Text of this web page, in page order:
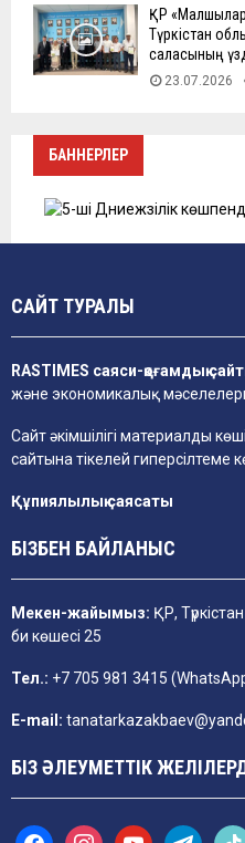
ҚР «Малшылар
Түркістан
саласының
23.07.2026
БАННЕРЛЕР
САЙТ ТУРАЛЫ
RASTIMES саяси-қоғамдық
және экономикалық
Сайт әкімшілігі материалды
сайтына тікелей гиперсілтеме
Құпиялылық саясаты
БІЗБЕН БАЙЛАНЫС
Мекен-жайымыз: ҚР,
би көшесі 25
Тел.: +7 705 981 3415
E-mail:
БІЗ ӘЛЕУМЕТТІК
f i y t t